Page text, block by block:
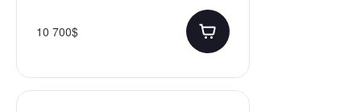
10 700$